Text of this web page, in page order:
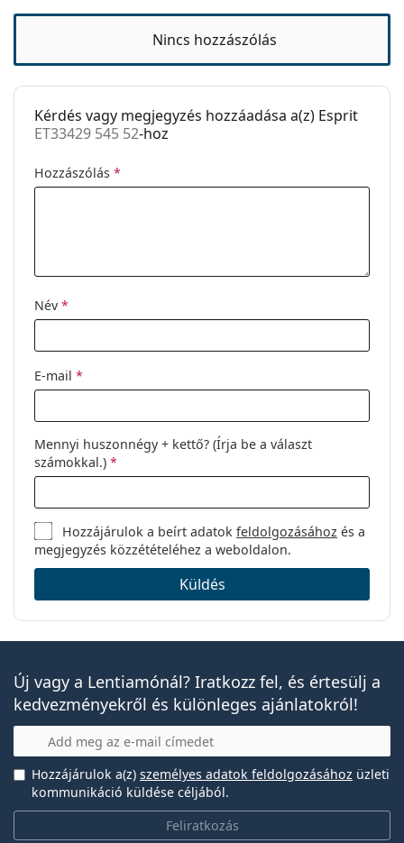
Tok:
Igen
Tisztítókendő:
Igen
Egyéb
Kategória:
Nincs hozzászólás
Kérdés vagy megjegyzés hozzáadása a(z) Esprit
ET33429 545 52-hoz
Hozzászólás *
Név *
E-mail *
Mennyi huszonnégy + kettő? (Írja be a választ
számokkal.) *
Hozzájárulok a beírt adatokfeldolgozásához és a
megjegyzés közzétételéhez a weboldalon.
Küldés
Új vagy a Lentiamónál? Iratkozz fel, és értesülj a
kedvezményekről és különleges ajánlatokról!
E-mail
Feliratkozás
Hozzájárulok a(z) személyes adatok feldolgozásához üzleti
kommunikáció küldése céljából.